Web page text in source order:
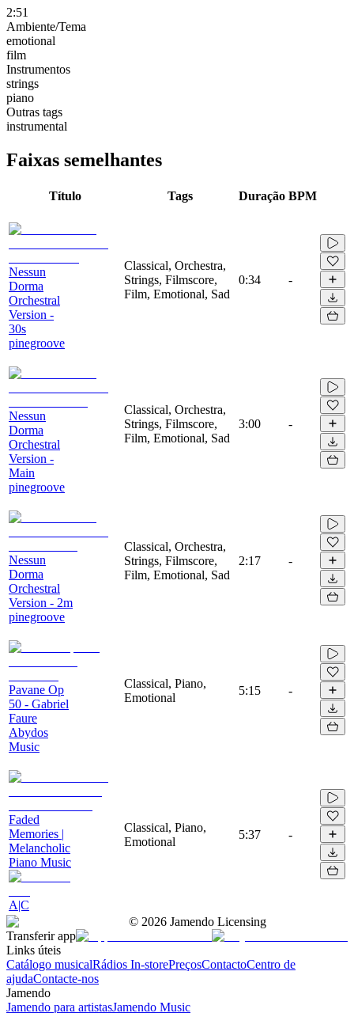
2:51
Ambiente/Tema
emotional
film
Instrumentos
strings
piano
Outras tags
instrumental
Faixas semelhantes
Título Tags Duração BPM
Nessun
Dorma
Orchestral
Version -
30s
pinegroove
Classical, Orchestra,
Strings, Filmscore,
Film, Emotional, Sad
0:34 -
Nessun
Dorma
Orchestral
Version -
Main
pinegroove
Classical, Orchestra,
Strings, Filmscore,
Film, Emotional, Sad
3:00 -
Nessun
Dorma
Orchestral
Version - 2m
pinegroove
Classical, Orchestra,
Strings, Filmscore,
Film, Emotional, Sad
2:17 -
Pavane Op
50 - Gabriel
Faure
Abydos
Music
Classical, Piano,
Emotional
5:15 -
Faded
Memories |
Melancholic
Piano Music
A|C
Classical, Piano,
Emotional
5:37 -
© 2026 Jamendo Licensing
Transferir app
Links úteis
Catálogo musicalRádios In-storePreçosContactoCentro de
ajudaContacte-nos
Jamendo
Jamendo para artistasJamendo Music